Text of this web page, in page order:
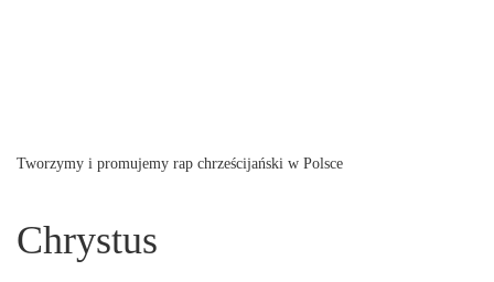
Tworzymy i promujemy rap chrześcijański w Polsce
Chrystus